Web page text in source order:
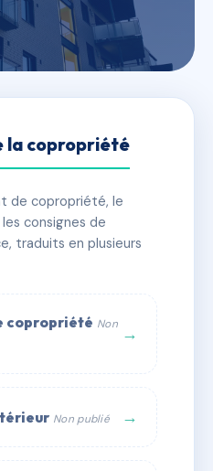
🏗 7 bâtiment(s)
la copropriété
de copropriété, le
consignes de
traduits en plusieurs
copropriété Non →
Non publié →